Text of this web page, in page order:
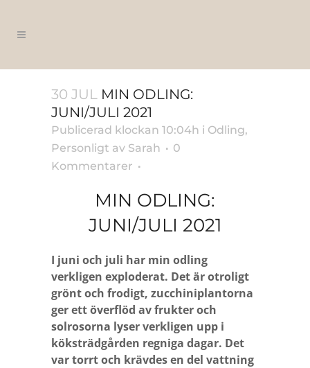
30 JUL MIN ODLING:
JUNI/JULI 2021
Publicerad klockan 10:04h i Odling,
Personligt av Sarah
0
Kommentarer
MIN ODLING:
JUNI/JULI 2021
I juni och juli har min odling
verkligen exploderat. Det är otroligt
grönt och frodigt, zucchiniplantorna
ger ett överflöd av frukter och
solrosorna lyser verkligen upp i
köksträdgården regniga dagar. Det
var torrt och krävdes en del vattning